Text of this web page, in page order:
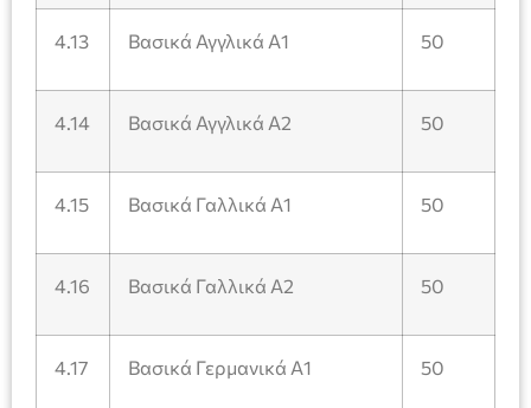
4.13 Βασικά Αγγλικά Α1 50
4.14 Βασικά Αγγλικά Α2 50
4.15 Βασικά Γαλλικά Α1 50
4.16 Βασικά Γαλλικά Α2 50
4.17 Βασικά Γερμανικά Α1 50